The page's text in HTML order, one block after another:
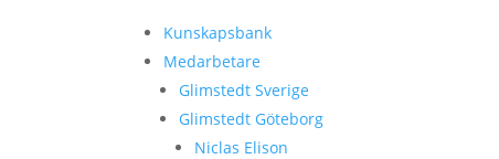
Kunskapsbank
Medarbetare
Glimstedt Sverige
Glimstedt Göteborg
Niclas Elison